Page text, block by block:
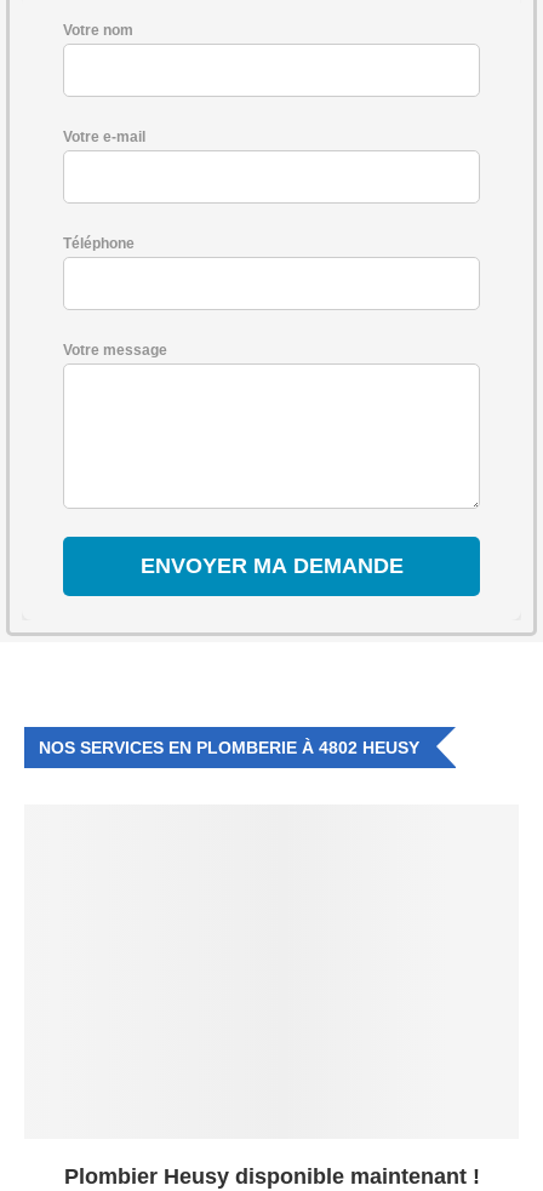
Votre nom
Votre e-mail
Téléphone
Votre message
NOS SERVICES EN PLOMBERIE À 4802 HEUSY
Plombier Heusy disponible maintenant !